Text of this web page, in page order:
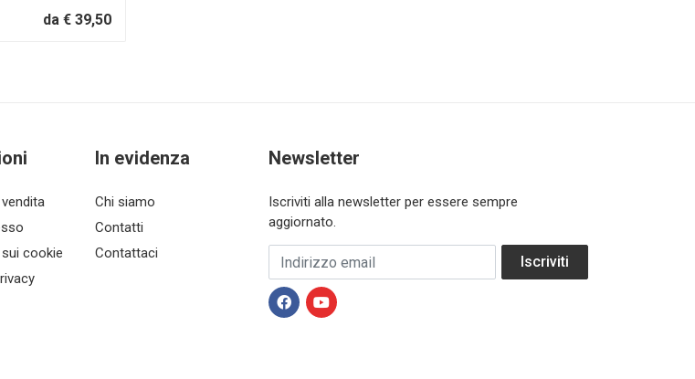
da € 39,50
cookie
In evidenza
Chi siamo
Contatti
Contattaci
Newsletter
Iscriviti alla newsletter per essere sempre
aggiornato.
Indirizzo email Iscriviti